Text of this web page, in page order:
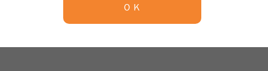
ＯＫ
大阪いずみ市民生協 わかやま市民生協
ならコープ